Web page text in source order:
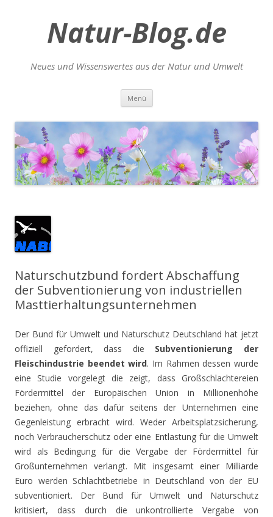
Natur-Blog.de
Neues und Wissenswertes aus der Natur und Umwelt
Menü Zum
springen
Naturschutzbund fordert Abschaffung
der Subventionierung von industriellen
Masttierhaltungsunternehmen
Der Bund für Umwelt und Naturschutz Deutschland hat jetzt
offiziell gefordert, dass die Subventionierung der
Fleischindustrie beendet wird. Im Rahmen dessen wurde
eine Studie vorgelegt die zeigt, dass Großschlachtereien
Fördermittel der Europäischen Union in Millionenhöhe
beziehen, ohne das dafür seitens der Unternehmen eine
Gegenleistung erbracht wird. Weder Arbeitsplatzsicherung,
noch Verbraucherschutz oder eine Entlastung für die Umwelt
wird als Bedingung für die Vergabe der Fördermittel für
Großunternehmen verlangt. Mit insgesamt einer Milliarde
Euro werden Schlachtbetriebe in Deutschland von der EU
subventioniert. Der Bund für Umwelt und Naturschutz
kritisiert, dass durch die unkontrollierte Vergabe von